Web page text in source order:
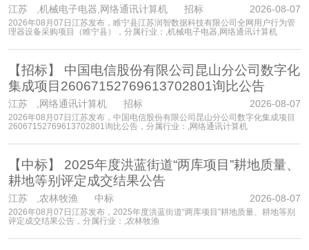
江苏 ,机械电子电器,网络通讯计算机 招标 2026-08-07
2026年08月07日江苏发布，睢宁县江苏润智数据科技有限公司全网用户行为管
理器设备采购项目（睢宁县），分属行业：,机械电子电器,网络通讯计算机
【招标】 中国电信股份有限公司昆山分公司数字化
集成项目26067152769613702801询比公告
江苏 ,网络通讯计算机 招标 2026-08-07
2026年08月07日江苏发布，中国电信股份有限公司昆山分公司数字化集成项目
26067152769613702801询比公告，分属行业：,网络通讯计算机
【中标】 2025年度洪蓝街道“两库项目”耕地质量、
耕地等别评定成交结果公告
江苏 ,农林牧渔 中标 2026-08-07
2026年08月07日江苏发布，2025年度洪蓝街道“两库项目”耕地质量、耕地等别
评定成交结果公告，分属行业：,农林牧渔